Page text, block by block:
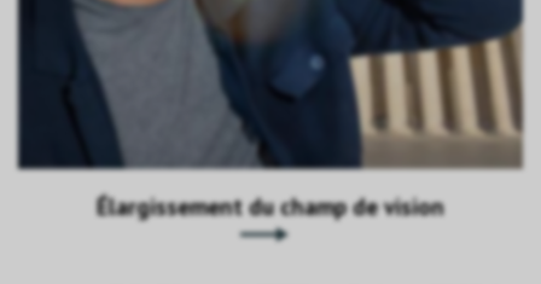
Élargissement du champ de vision